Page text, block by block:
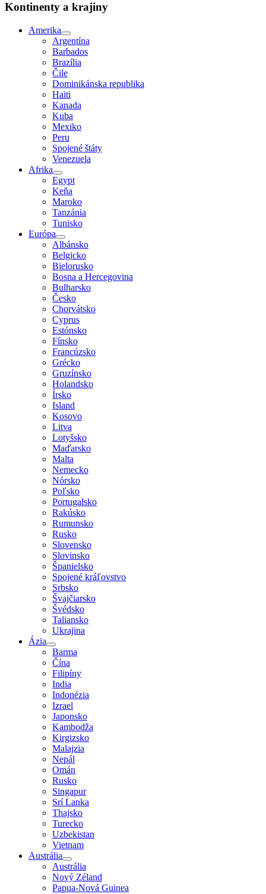
Kontinenty a krajiny
Amerika
Argentína
Barbados
Brazília
Čile
Dominikánska republika
Haiti
Kanada
Kuba
Mexiko
Peru
Spojené štáty
Venezuela
Afrika
Egypt
Keňa
Maroko
Tanzánia
Tunisko
Európa
Albánsko
Belgicko
Bielorusko
Bosna a Hercegovina
Bulharsko
Česko
Chorvátsko
Cyprus
Estónsko
Fínsko
Francúzsko
Grécko
Gruzínsko
Holandsko
Írsko
Island
Kosovo
Litva
Lotyšsko
Maďarsko
Malta
Nemecko
Nórsko
Poľsko
Portugalsko
Rakúsko
Rumunsko
Rusko
Slovensko
Slovinsko
Španielsko
Spojené kráľovstvo
Srbsko
Švajčiarsko
Švédsko
Taliansko
Ukrajina
Ázia
Barma
Čína
Filipíny
India
Indonézia
Izrael
Japonsko
Kambodža
Kirgizsko
Malajzia
Nepál
Omán
Rusko
Singapur
Srí Lanka
Thajsko
Turecko
Uzbekistan
Vietnam
Austrália
Austrália
Nový Zéland
Papua-Nová Guinea